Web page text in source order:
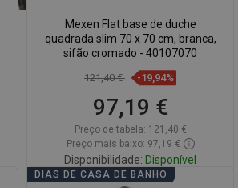
Mexen Flat base de duche
quadrada slim 70 x 70 cm, branca,
sifão cromado - 40107070
121,40 € -19,94%
97,19 €
Preço de tabela: 121,40 €
Preço mais baixo: 97,19 €
Disponibilidade: Disponível
DIAS DE CASA DE BANHO